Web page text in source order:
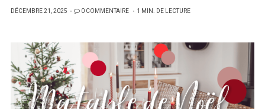
PUBLIÉ
DÉCEMBRE 21, 2025 0 COMMENTAIRE 1 MIN. DE LECTURE